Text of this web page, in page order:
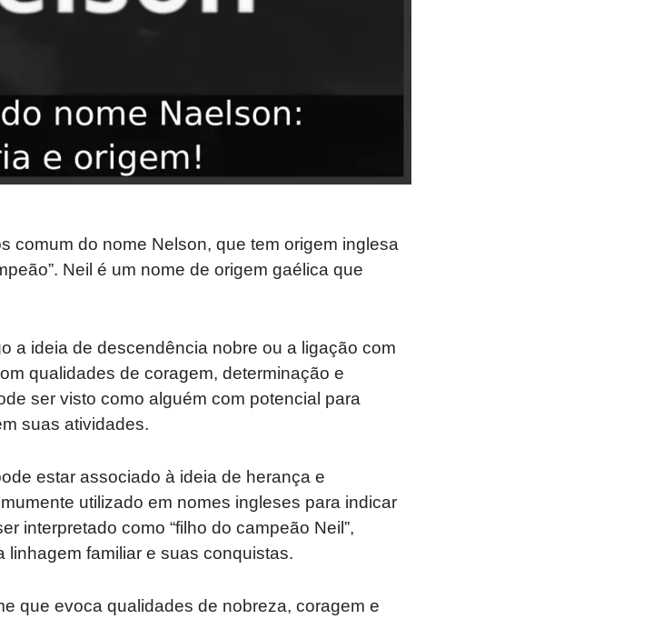
comum do nome Nelson, que tem origem inglesa
Neil é um nome de origem gaélica que
a ideia de descendência nobre ou a ligação com
qualidades de coragem, determinação e
ser visto como alguém com potencial para
suas atividades.
estar associado à ideia de herança e
utilizado em nomes ingleses para indicar
interpretado como “filho do campeão Neil”,
familiar e suas conquistas.
que evoca qualidades de nobreza, coragem e